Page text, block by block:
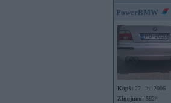
PowerBMW
Kopš: 27. Jul 2006
Ziņojumi: 5824